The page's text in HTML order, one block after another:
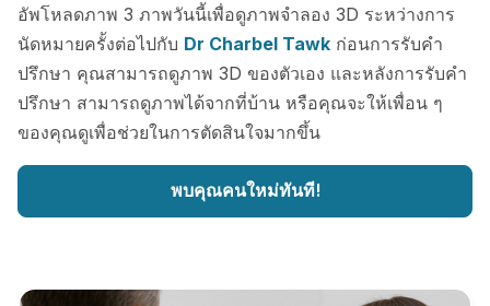
อัพโหลดภาพ 3 ภาพวันนี้เพื่อดูภาพจำลอง 3D ระหว่างการ
นัดหมายครั้งต่อไปกับ Dr Charbel Tawk ก่อนการรับคำ
ปรึกษา คุณสามารถดูภาพ 3D ของตัวเอง และหลังการรับคำ
ปรึกษา สามารถดูภาพได้จากที่บ้าน หรือคุณจะให้เพื่อน ๆ
ของคุณดูเพื่อช่วยในการตัดสินใจมากขึ้น
พบคุณคนใหม่ทันที!